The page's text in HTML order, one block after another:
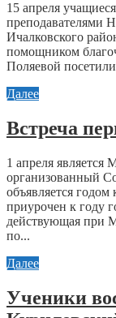
15 апреля
преподавателями
Ичалковского
помощником
Поляевой
Далее
Встреча
1 апреля
организованный
объявляется
приурочен к году
действующая при
по...
Далее
Ученики